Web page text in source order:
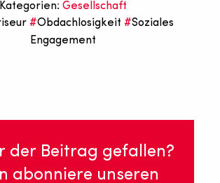
Kategorien: Gesellschaft
Obdachlosigkeit
Soziales
Engagement
der Beitrag gefallen?
abonniere unseren